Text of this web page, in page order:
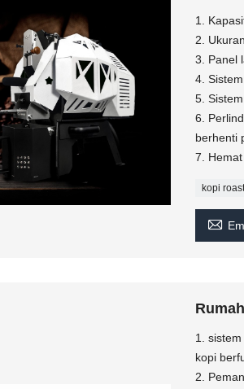
1.
2.
3. Panel
4.
5.
6.
berhenti
7.
kopi

1.
kopi
2.